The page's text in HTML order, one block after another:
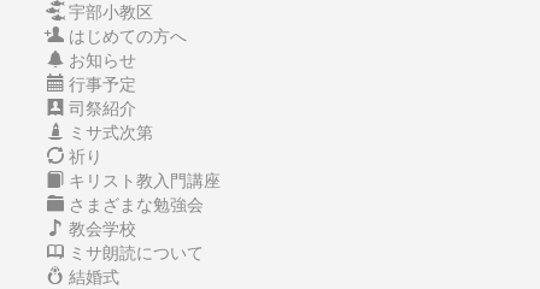
宇部小教区
はじめての方へ
お知らせ
行事予定
司祭紹介
ミサ式次第
祈り
キリスト教入門講座
さまざまな勉強会
教会学校
ミサ朗読について
結婚式